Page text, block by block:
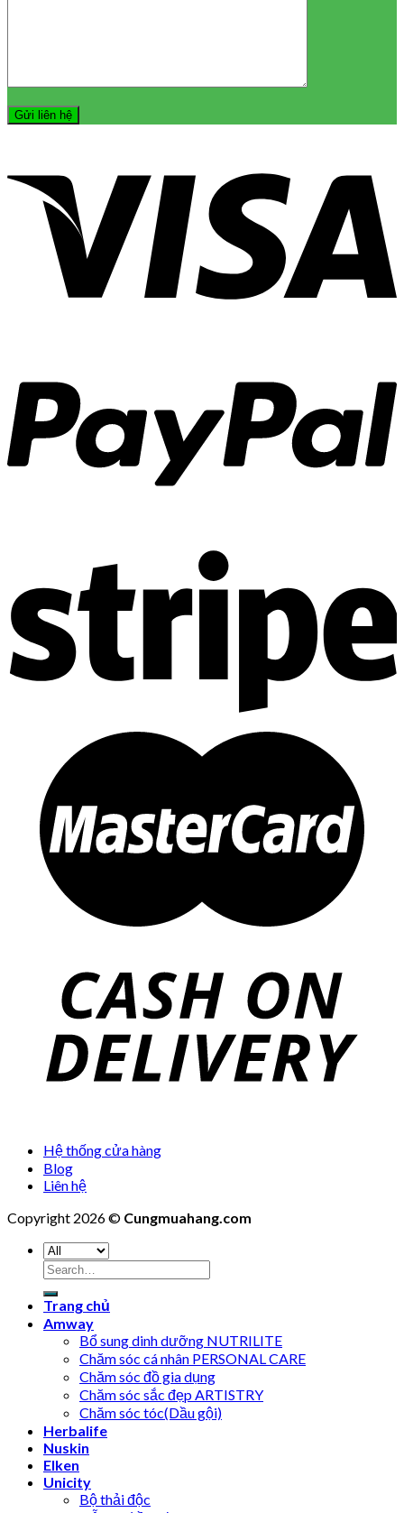
Hệ thống cửa hàng
Blog
Liên hệ
Copyright 2026 © Cungmuahang.com
Search
for:
Trang chủ
Amway
Bổ sung dinh dưỡng NUTRILITE
Chăm sóc cá nhân PERSONAL CARE
Chăm sóc đồ gia dụng
Chăm sóc sắc đẹp ARTISTRY
Chăm sóc tóc(Dầu gội)
Herbalife
Nuskin
Elken
Unicity
Bộ thải độc